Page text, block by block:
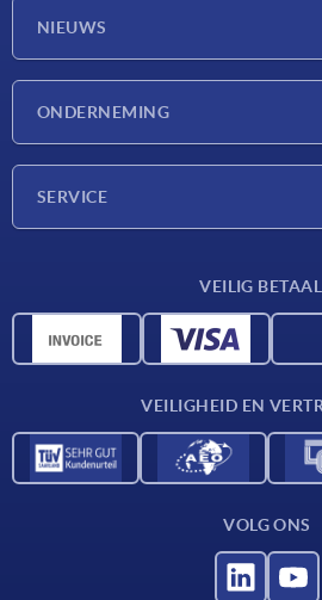
NIEUWS
ONDERNEMING
SERVICE
CAD-gegevens
VEILIG
VEILIGHEID EN
VOLG ONS